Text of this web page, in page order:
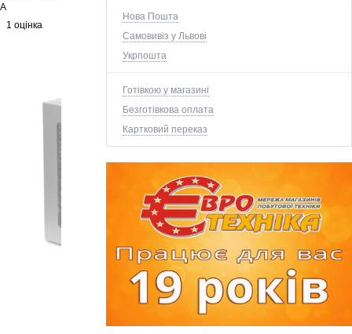
Нова Пошта
Самовивіз у Львові
Укрпошта
Готівкою у магазині
Безготівкова оплата
Картковий переказ
A
1 оцінка